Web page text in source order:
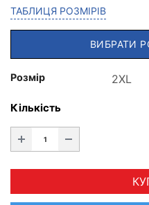
ТАБЛИЦЯ РОЗМІРІВ
ВИБРАТИ
Розмір
Кількість